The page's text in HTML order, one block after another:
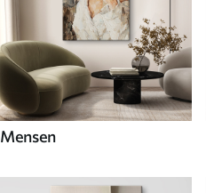
Mensen